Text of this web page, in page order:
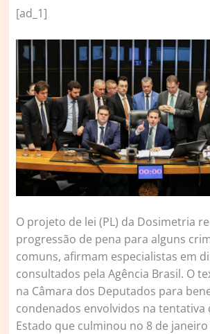
[ad_1]
O projeto de lei (PL) da Dosimetria
progressão de pena para alguns
comuns, afirmam especialistas em
consultados pela Agência Brasil. O
na Câmara dos Deputados para
condenados envolvidos na tentativa
Estado que culminou no 8 de janeiro